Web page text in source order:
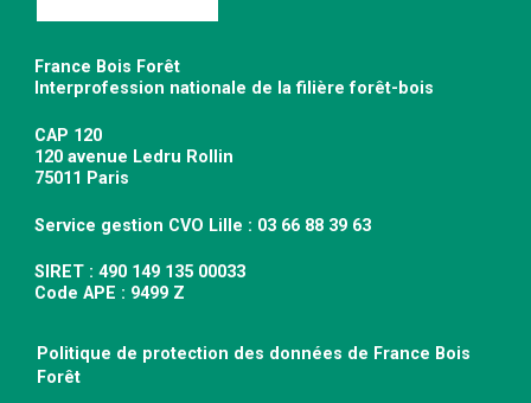
France Bois Forêt
Interprofession nationale de la filière forêt-bois
CAP 120
120 avenue Ledru Rollin
75011 Paris
Service gestion CVO Lille : 03 66 88 39 63
SIRET : 490 149 135 00033
Code APE : 9499 Z
Politique de protection des données de France Bois
Forêt